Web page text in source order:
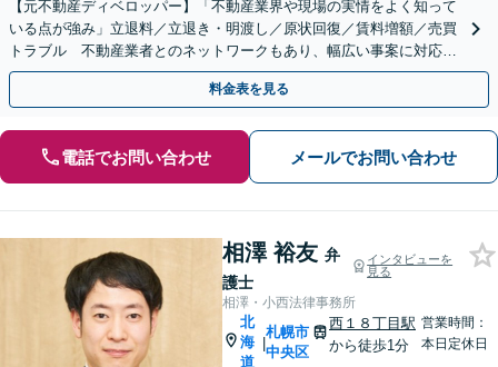
【元不動産ディベロッパー】「不動産業界や現場の実情をよく知って
いる点が強み」立退料／立退き・明渡し／原状回復／賃料増額／売買
トラブル 不動産業者とのネットワークもあり、幅広い事案に対応！
宅建資格保有【オンライン相談可】【休日夜間面談可】
料金表を見る
電話でお問い合わせ メールでお問い合わせ
相澤 裕友 弁
護士
インタビューを
見る
相澤・小西法律事務所
北
海
道
|
札幌市
中央区
西１８丁目駅
から徒歩1分
営業時間：
本日定休日